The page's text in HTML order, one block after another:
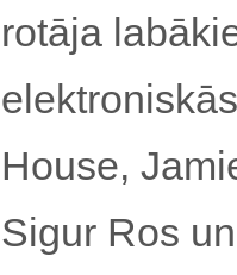
rotāja
House,
Sigur Ros